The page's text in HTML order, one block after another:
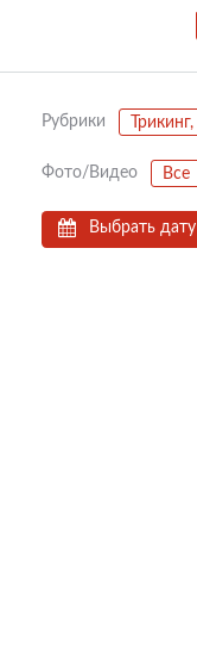
Рубрики
Фото/Видео Все
Выбрать дату